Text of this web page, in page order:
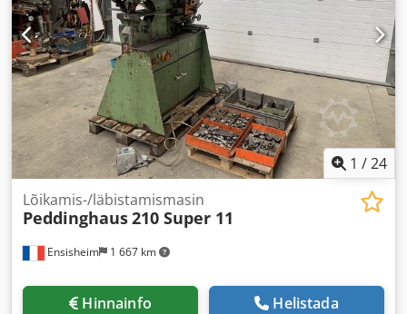
1 /24
Ensisheim 1 667 km
Lõikamis-/läbistamismasin
Peddinghaus210 Super 11
Hinnainfo Helistada